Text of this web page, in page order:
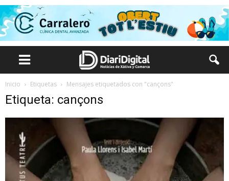
Inicio Etiquetas Mensajes etiquetados con "cançons"
Etiqueta: cançons